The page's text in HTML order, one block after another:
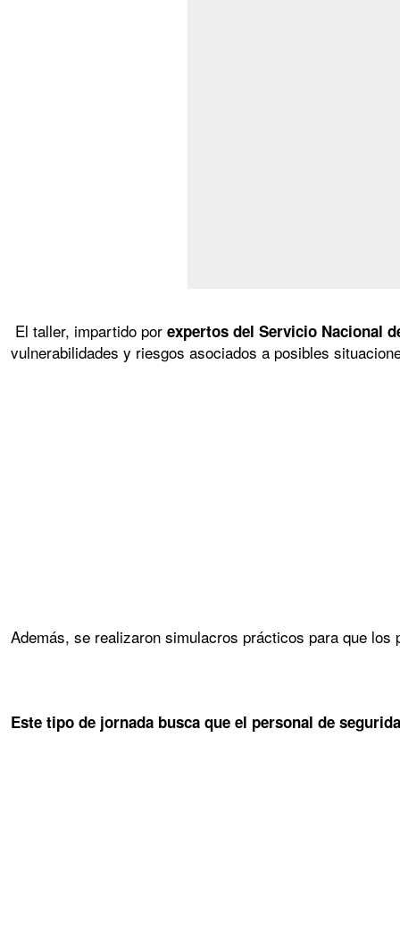
El taller, impartido por expertos del Servicio Nacional
vulnerabilidades y riesgos asociados a posibles
Además, se realizaron simulacros prácticos para que los
Este tipo de jornada busca que el personal de